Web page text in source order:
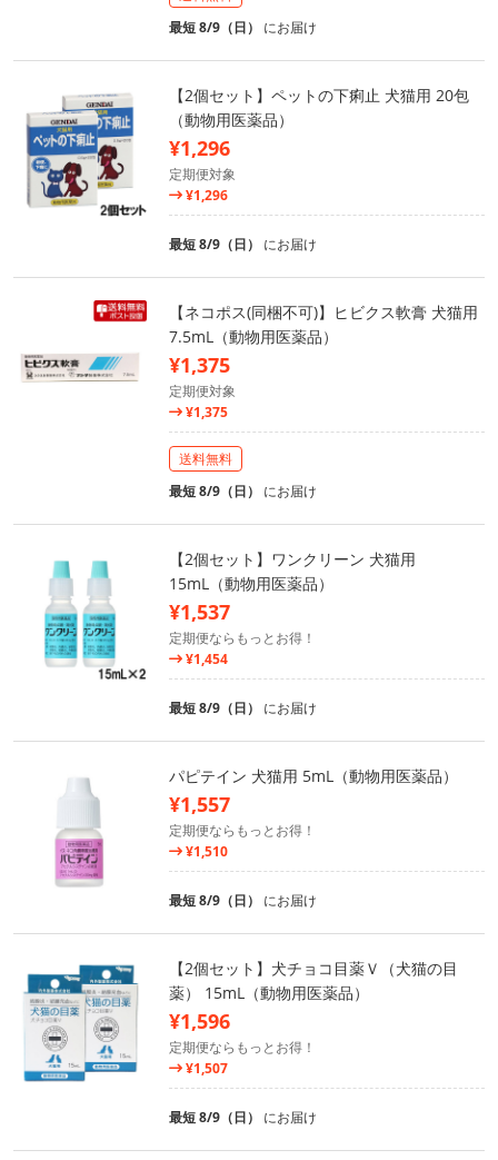
最短 8/9（日） にお届け
【2個セット】ペットの下痢止 犬猫用 20包
（動物用医薬品）
¥1,296
定期便対象
¥1,296
最短 8/9（日） にお届け
【ネコポス(同梱不可)】ヒビクス軟膏 犬猫用
7.5mL（動物用医薬品）
¥1,375
定期便対象
¥1,375
送料無料
最短 8/9（日） にお届け
【2個セット】ワンクリーン 犬猫用
15mL（動物用医薬品）
¥1,537
定期便ならもっとお得！
¥1,454
最短 8/9（日） にお届け
パピテイン 犬猫用 5mL（動物用医薬品）
¥1,557
定期便ならもっとお得！
¥1,510
最短 8/9（日） にお届け
【2個セット】犬チョコ目薬Ｖ（犬猫の目
薬） 15mL（動物用医薬品）
¥1,596
定期便ならもっとお得！
¥1,507
最短 8/9（日） にお届け